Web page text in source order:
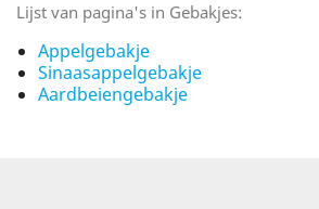
Lijst van pagina's in Gebakjes:
Appelgebakje
Sinaasappelgebakje
Aardbeiengebakje